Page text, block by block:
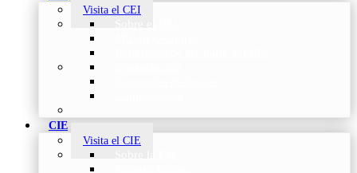
Visita el CEI
CIE
Visita el CIE